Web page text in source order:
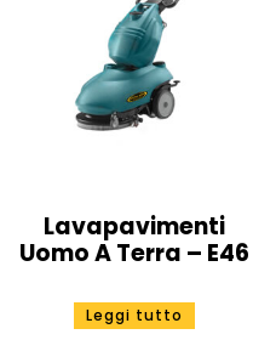
Lavapavimenti
Uomo A Terra – E46
Leggi tutto